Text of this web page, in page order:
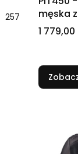
257
męska
Cena
1 779,00